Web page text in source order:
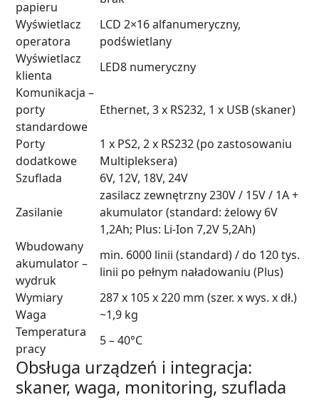
papieru
Wyświetlacz
operatora
LCD 2×16 alfanumeryczny,
podświetlany
Wyświetlacz
klienta
LED8 numeryczny
Komunikacja –
porty
standardowe
Ethernet, 3 x RS232, 1 x USB (skaner)
Porty
dodatkowe
1 x PS2, 2 x RS232 (po zastosowaniu
Multipleksera)
Szuflada
6V, 12V, 18V, 24V
Zasilanie
zasilacz zewnętrzny 230V / 15V / 1A +
akumulator (standard: żelowy 6V
1,2Ah; Plus: Li-Ion 7,2V 5,2Ah)
Wbudowany
akumulator –
wydruk
min. 6000 linii (standard) / do 120 tys.
linii po pełnym naładowaniu (Plus)
Wymiary
287 x 105 x 220 mm (szer. x wys. x dł.)
Waga
~1,9 kg
Temperatura
pracy
5 – 40°C
Obsługa urządzeń i integracja:
skaner, waga, monitoring, szuflada